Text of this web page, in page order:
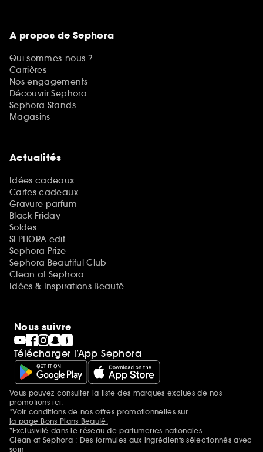
A propos de Sephora
Qui sommes-nous ?
Carrières
Nos engagements
Découvrir Sephora
Sephora Stands
Magasins
Actualités
Idées cadeaux
Cartes cadeaux
Gravure parfum
Black Friday
Soldes
SEPHORA edit
Sephora Prize
Sephora Beautiful Club
Clean at Sephora
Idées & Inspirations Beauté
Nous suivre
Télécharger l’App Sephora
Mentions additionnelles
Vous pouvez consulter la liste des marques exclues de nos
promotionsici.
*Voir conditions de nos offres promotionnelles sur
la page Bons Plans Beauté.
*Exclusivité dans le réseau de parfumeries nationales.
Clean at Sephora : Des formules aux ingrédients sélectionnés avec
soin